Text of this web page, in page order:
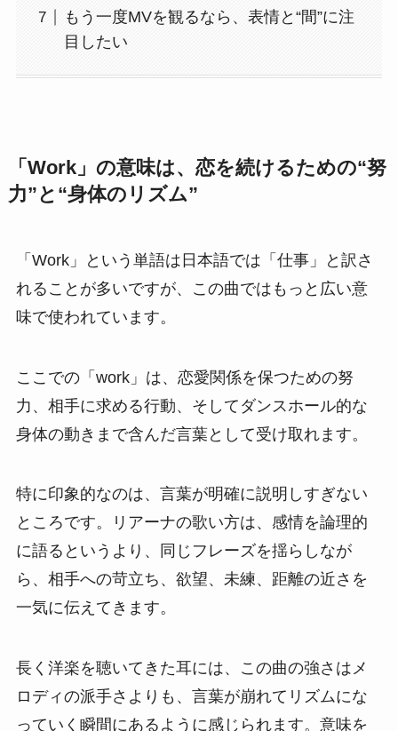
もう一度MVを観るなら、表情と“間”に注
目したい
「Work」の意味は、恋を続けるための“努
力”と“身体のリズム”
「Work」という単語は日本語では「仕事」と訳さ
れることが多いですが、この曲ではもっと広い意
味で使われています。
ここでの「work」は、恋愛関係を保つための努
力、相手に求める行動、そしてダンスホール的な
身体の動きまで含んだ言葉として受け取れます。
特に印象的なのは、言葉が明確に説明しすぎない
ところです。リアーナの歌い方は、感情を論理的
に語るというより、同じフレーズを揺らしなが
ら、相手への苛立ち、欲望、未練、距離の近さを
一気に伝えてきます。
長く洋楽を聴いてきた耳には、この曲の強さはメ
ロディの派手さよりも、言葉が崩れてリズムにな
っていく瞬間にあるように感じられます。意味を